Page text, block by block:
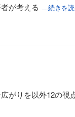
が考える ...続きを
がりを以外12の